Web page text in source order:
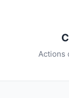
Actions